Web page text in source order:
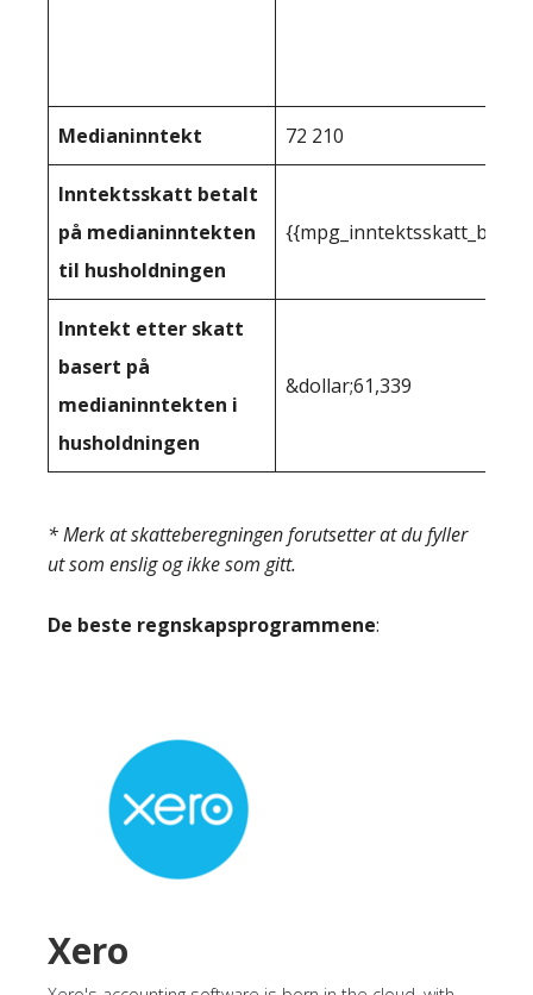
Medianinntekt 72 210
Inntektsskatt betalt
på medianinntekten
til husholdningen
Inntekt etter skatt
basert på
medianinntekten i
husholdningen
&dollar;61,339
* Merk at skatteberegningen forutsetter at du fyller
ut som enslig og ikke som gitt.
De beste regnskapsprogrammene:
Xero